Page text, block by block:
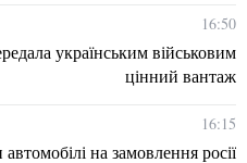
16:50
українським військовим
цінний вантаж
16:15
на замовлення росії